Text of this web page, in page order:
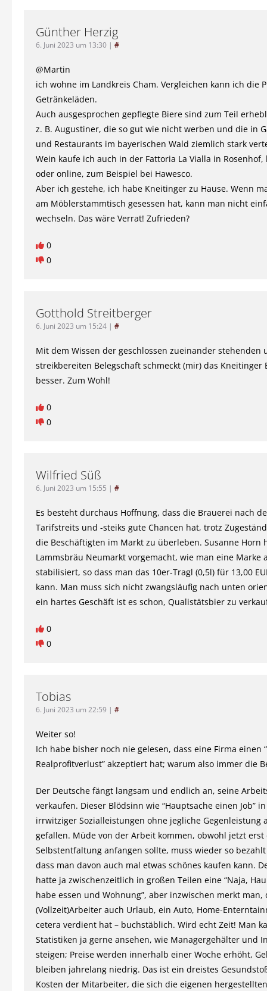
Günther Herzig
6. Juni 2023 um 13:30 | #
@Martin
ich wohne im Landkreis Cham. Vergleichen kann ich die
Getränkeläden.
Auch ausgesprochen gepflegte Biere sind zum Teil
z. B. Augustiner, die so gut wie nicht werben und die in
und Restaurants im bayerischen Wald ziemlich stark
Wein kaufe ich auch in der Fattoria La Vialla in
oder online, zum Beispiel bei Hawesco.
Aber ich gestehe, ich habe Kneitinger zu Hause. Wenn
am Möblerstammtisch gesessen hat, kann man nicht
wechseln. Das wäre Verrat! Zufrieden?
0
0
Gotthold Streitberger
6. Juni 2023 um 15:24 | #
Mit dem Wissen der geschlossen zueinander stehenden
streikbereiten Belegschaft schmeckt (mir) das Kneitinger
besser. Zum Wohl!
0
0
Wilfried Süß
6. Juni 2023 um 15:55 | #
Es besteht durchaus Hoffnung, dass die Brauerei nach
Tarifstreits und -steiks gute Chancen hat, trotz
die Beschäftigten im Markt zu überleben. Susanne Horn
Lammsbräu Neumarkt vorgemacht, wie man eine Marke
stabilisiert, so dass man das 10er-Tragl (0,5l) für 13,00
kann. Man muss sich nicht zwangsläufig nach unten
ein hartes Geschäft ist es schon, Qualistätsbier zu
0
0
Tobias
6. Juni 2023 um 22:59 | #
Weiter so!
Ich habe bisher noch nie gelesen, dass eine Firma einen
Realprofitverlust” akzeptiert hat; warum also immer die
Der Deutsche fängt langsam und endlich an, seine
verkaufen. Dieser Blödsinn wie “Hauptsache einen Job”
irrwitziger Sozialleistungen ohne jegliche Gegenleistung
gefallen. Müde von der Arbeit kommen, obwohl jetzt erst
Selbstentfaltung anfangen sollte, muss wieder so
dass man davon auch mal etwas schönes kaufen kann.
hatte ja zwischenzeitlich in großen Teilen eine “Naja,
habe essen und Wohnung”, aber inzwischen merkt man,
(Vollzeit)Arbeiter auch Urlaub, ein Auto, Home-
cetera verdient hat – buchstäblich. Wird echt Zeit! Man
Statistiken ja gerne ansehen, wie Managergehälter und
steigen; Preise werden innerhalb einer Woche erhöht,
bleiben jahrelang niedrig. Das ist ein dreistes
Kosten der Mitarbeiter, die sich die eigenen